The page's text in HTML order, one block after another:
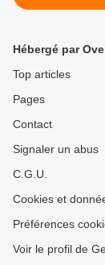
Hébergé par
Top articles
Pages
Contact
Signaler un abus
C.G.U.
Cookies et
Préférences
Voir le profil de